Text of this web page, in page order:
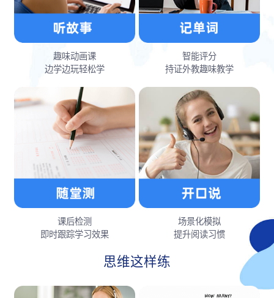
趣味动画课
边学边玩轻松学
智能评分
持证外教趣味教学
课后检测
即时跟踪学习效果
场景化模拟
提升阅读习惯
思维这样练